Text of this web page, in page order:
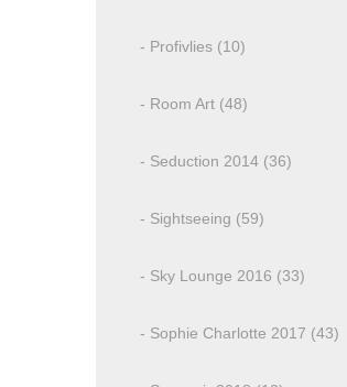
- Profivlies (10)
- Room Art (48)
- Seduction 2014 (36)
- Sightseeing (59)
- Sky Lounge 2016 (33)
- Sophie Charlotte 2017 (43)